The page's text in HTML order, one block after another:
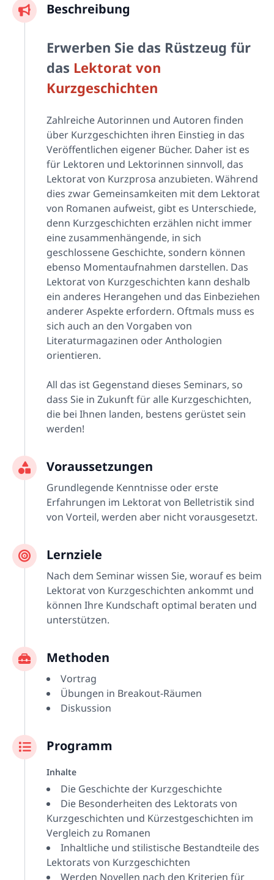
Beschreibung
Erwerben Sie das Rüstzeug für
das Lektorat von
Kurzgeschichten
Zahlreiche Autorinnen und Autoren finden
über Kurzgeschichten ihren Einstieg in das
Veröffentlichen eigener Bücher. Daher ist es
für Lektoren und Lektorinnen sinnvoll, das
Lektorat von Kurzprosa anzubieten. Während
dies zwar Gemeinsamkeiten mit dem Lektorat
von Romanen aufweist, gibt es Unterschiede,
denn Kurzgeschichten erzählen nicht immer
eine zusammenhängende, in sich
geschlossene Geschichte, sondern können
ebenso Momentaufnahmen darstellen. Das
Lektorat von Kurzgeschichten kann deshalb
ein anderes Herangehen und das Einbeziehen
anderer Aspekte erfordern. Oftmals muss es
sich auch an den Vorgaben von
Literaturmagazinen oder Anthologien
orientieren.
All das ist Gegenstand dieses Seminars, so
dass Sie in Zukunft für alle Kurzgeschichten,
die bei Ihnen landen, bestens gerüstet sein
werden!
Voraussetzungen
Grundlegende Kenntnisse oder erste
Erfahrungen im Lektorat von Belletristik sind
von Vorteil, werden aber nicht vorausgesetzt.
Lernziele
Nach dem Seminar wissen Sie, worauf es beim
Lektorat von Kurzgeschichten ankommt und
können Ihre Kundschaft optimal beraten und
unterstützen.
Methoden
Vortrag
Übungen in Breakout-Räumen
Diskussion
Programm
Inhalte
Die Geschichte der Kurzgeschichte
Die Besonderheiten des Lektorats von
Kurzgeschichten und Kürzestgeschichten im
Vergleich zu Romanen
Inhaltliche und stilistische Bestandteile des
Lektorats von Kurzgeschichten
Werden Novellen nach den Kriterien für